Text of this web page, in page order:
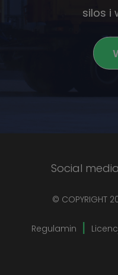
silos i
Social
© COPYRIGHT
Regulamin